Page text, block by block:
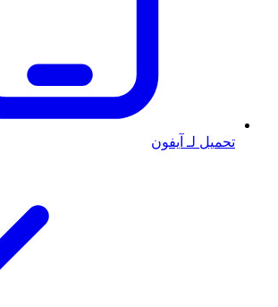
تحميل لـ آيفون